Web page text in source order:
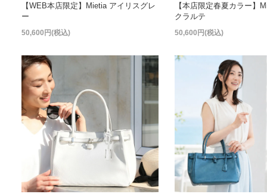
【WEB本店限定】Mietia アイリスグレ
ー
50,600円(税込)
【本店限定春夏カラー】
クラルテ
50,600円(税込)